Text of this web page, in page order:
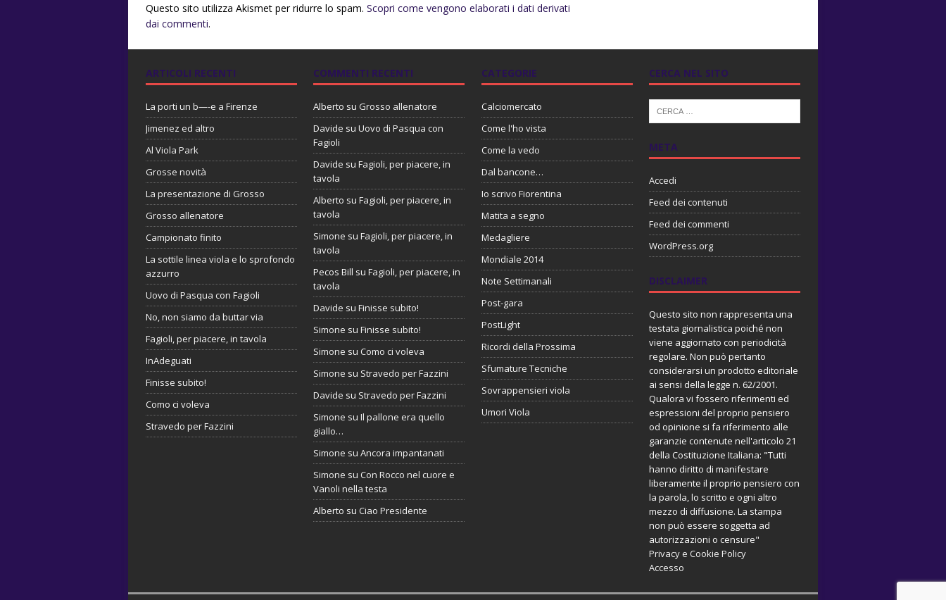
Questo sito utilizza Akismet per ridurre lo spam. Scopri come vengono elaborati i dati derivati
dai commenti.
ARTICOLI RECENTI
La porti un b—-e a Firenze
Jimenez ed altro
Al Viola Park
Grosse novità
La presentazione di Grosso
Grosso allenatore
Campionato finito
La sottile linea viola e lo sprofondo
azzurro
Uovo di Pasqua con Fagioli
No, non siamo da buttar via
Fagioli, per piacere, in tavola
InAdeguati
Finisse subito!
Como ci voleva
Stravedo per Fazzini
COMMENTI RECENTI
Alberto su Grosso allenatore
Davide suUovo di Pasqua con
Fagioli
Davide suFagioli, per piacere, in
tavola
Alberto suFagioli, per piacere, in
tavola
Simone suFagioli, per piacere, in
tavola
Pecos Bill suFagioli, per piacere, in
tavola
Davide suFinisse subito!
Simone suFinisse subito!
Simone suComo ci voleva
Simone su Stravedo per Fazzini
Davide su Stravedo per Fazzini
Simone suIl pallone era quello
giallo…
Simone suAncora impantanati
Simone suCon Rocco nel cuore e
Vanoli nella testa
Alberto suCiao Presidente
CATEGORIE
Calciomercato
Come l'ho vista
Come la vedo
Dal bancone…
Io scrivo Fiorentina
Matita a segno
Medagliere
Mondiale 2014
Note Settimanali
Post-gara
PostLight
Ricordi della Prossima
Sfumature Tecniche
Sovrappensieri viola
Umori Viola
CERCA NEL SITO
META
Accedi
Feed dei contenuti
Feed dei commenti
WordPress.org
DISCLAIMER
Questo sito non rappresenta una
testata giornalistica poiché non
viene aggiornato con periodicità
regolare. Non può pertanto
considerarsi un prodotto editoriale
ai sensi della legge n. 62/2001.
Qualora vi fossero riferimenti ed
espressioni del proprio pensiero
od opinione si fa riferimento alle
garanzie contenute nell'articolo 21
della Costituzione Italiana: "Tutti
hanno diritto di manifestare
liberamente il proprio pensiero con
la parola, lo scritto e ogni altro
mezzo di diffusione. La stampa
non può essere soggetta ad
autorizzazioni o censure"
Privacy e Cookie Policy
Accesso